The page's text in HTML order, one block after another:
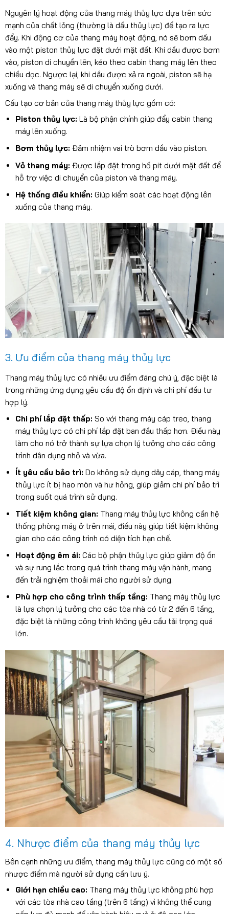
Nguyên lý hoạt động của thang máy thủy lực dựa trên sức
mạnh của chất lỏng (thường là dầu thủy lực) để tạo ra lực
đẩy. Khi động cơ của thang máy hoạt động, nó sẽ bơm dầu
vào một piston thủy lực đặt dưới mặt đất. Khi dầu được bơm
vào, piston di chuyển lên, kéo theo cabin thang máy lên theo
chiều dọc. Ngược lại, khi dầu được xả ra ngoài, piston sẽ hạ
xuống và thang máy sẽ di chuyển xuống dưới.
Cấu tạo cơ bản của thang máy thủy lực gồm có:
Piston thủy lực: Là bộ phận chính giúp đẩy cabin thang
máy lên xuống.
Bơm thủy lực: Đảm nhiệm vai trò bơm dầu vào piston.
Vỏ thang máy: Được lắp đặt trong hố pit dưới mặt đất để
hỗ trợ việc di chuyển của piston và thang máy.
Hệ thống điều khiển: Giúp kiểm soát các hoạt động lên
xuống của thang máy.
3. Ưu điểm của thang máy thủy lực
Thang máy thủy lực có nhiều ưu điểm đáng chú ý, đặc biệt là
trong những ứng dụng yêu cầu độ ổn định và chi phí đầu tư
hợp lý.
Chi phí lắp đặt thấp: So với thang máy cáp treo, thang
máy thủy lực có chi phí lắp đặt ban đầu thấp hơn. Điều này
làm cho nó trở thành sự lựa chọn lý tưởng cho các công
trình dân dụng nhỏ và vừa.
Ít yêu cầu bảo trì: Do không sử dụng dây cáp, thang máy
thủy lực ít bị hao mòn và hư hỏng, giúp giảm chi phí bảo trì
trong suốt quá trình sử dụng.
Tiết kiệm không gian: Thang máy thủy lực không cần hệ
thống phòng máy ở trên mái, điều này giúp tiết kiệm không
gian cho các công trình có diện tích hạn chế.
Hoạt động êm ái: Các bộ phận thủy lực giúp giảm độ ồn
và sự rung lắc trong quá trình thang máy vận hành, mang
đến trải nghiệm thoải mái cho người sử dụng.
Phù hợp cho công trình thấp tầng: Thang máy thủy lực
là lựa chọn lý tưởng cho các tòa nhà có từ 2 đến 6 tầng,
đặc biệt là những công trình không yêu cầu tải trọng quá
lớn.
4. Nhược điểm của thang máy thủy lực
Bên cạnh những ưu điểm, thang máy thủy lực cũng có một số
nhược điểm mà người sử dụng cần lưu ý.
Giới hạn chiều cao: Thang máy thủy lực không phù hợp
với các tòa nhà cao tầng (trên 6 tầng) vì không thể cung